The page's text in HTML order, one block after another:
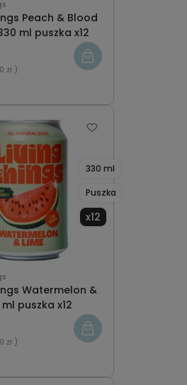
Peach & Blood
ml puszka x12
zł )
Watermelon &
puszka x12
330 ml
Puszka
x12
zł )